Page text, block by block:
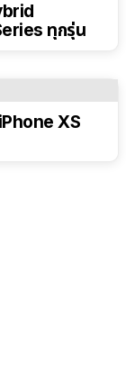
ทุกรุ่น
XS